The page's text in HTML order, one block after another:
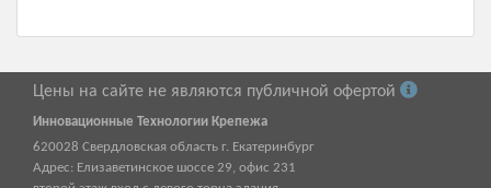
Цены на сайте не являются публичной офертой
Инновационные Технологии Крепежа
620028 Свердловская область г. Екатеринбург
Адрес: Елизаветинское шоссе 29, офис 231